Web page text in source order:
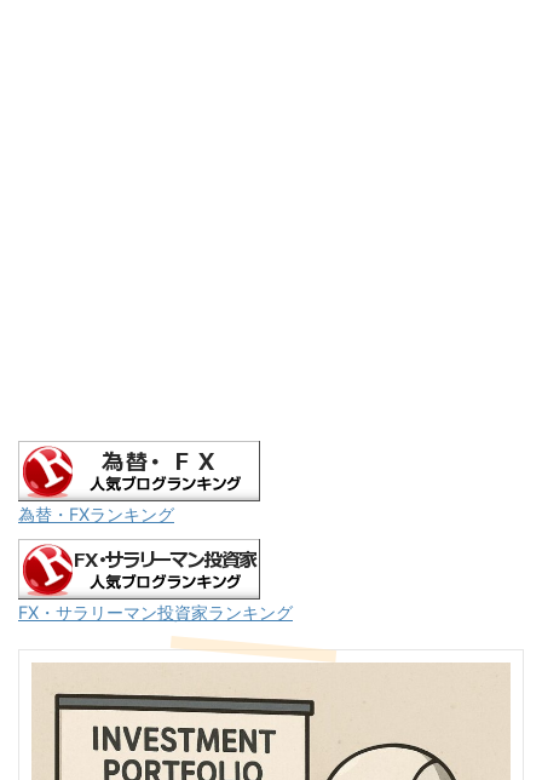
為替・FXランキング
FX・サラリーマン投資家ランキング